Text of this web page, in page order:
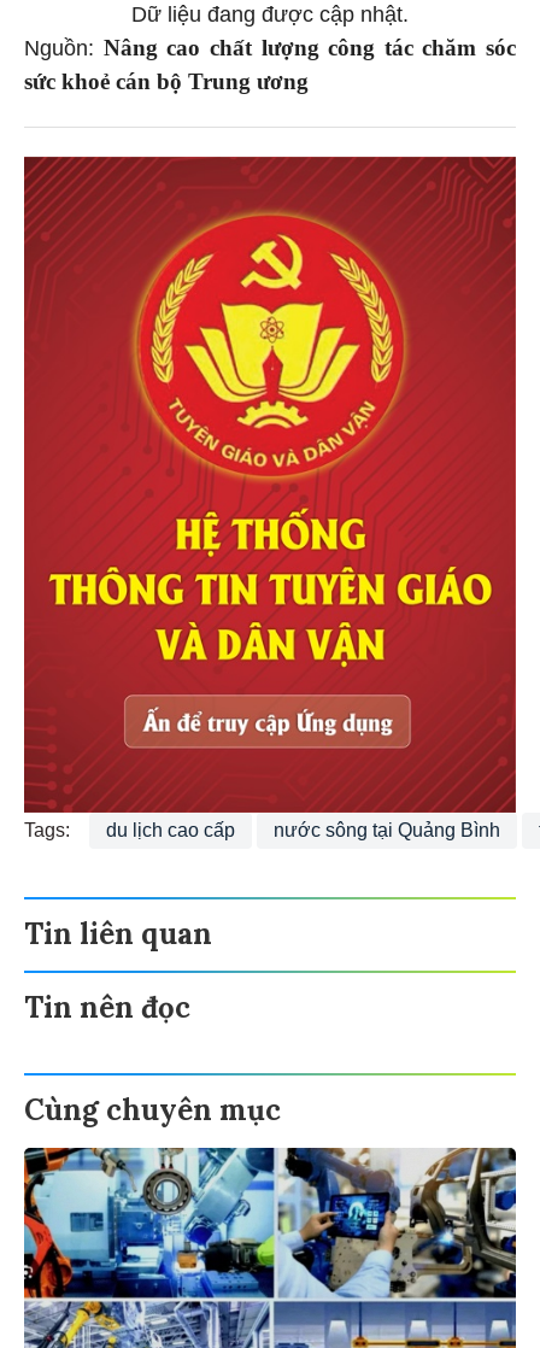
Dữ liệu đang được cập nhật.
Nguồn: Nâng cao chất lượng công tác chăm sóc
sức khoẻ cán bộ Trung ương
Tags: du lịch cao cấp nước sông tại Quảng Bình
Tin liên quan
Tin nên đọc
Cùng chuyên mục